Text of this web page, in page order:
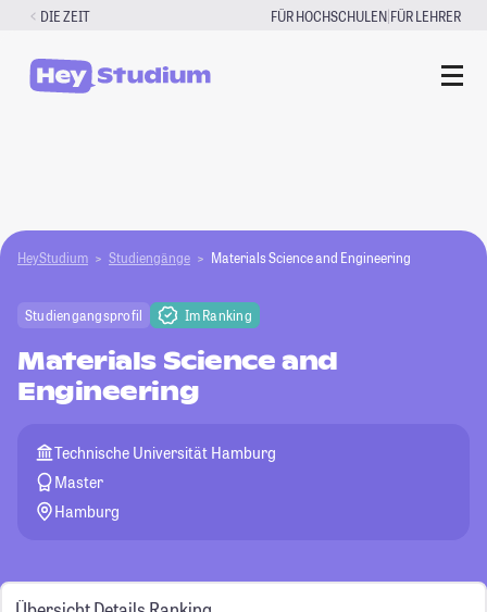
Zum
springen
DIE ZEIT FÜR HOCHSCHULEN|FÜR LEHRER
HeyStudium Studiengänge Materials Science and Engineering
Studiengangsprofil Im Ranking
Materials Science and
Engineering
Technische Universität Hamburg
Master
Hamburg